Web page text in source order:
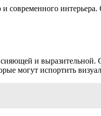
современного
и
могут испортить